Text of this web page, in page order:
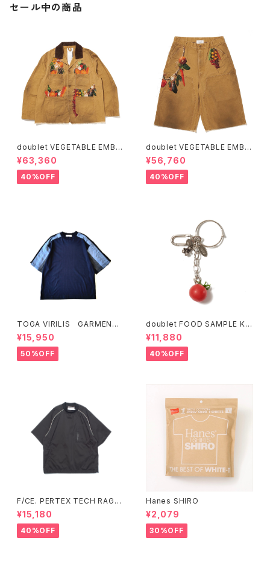
セール中の商品
doublet VEGETABLE EMBR
OIDERY WORK JACKET
¥63,360
40%OFF
doublet VEGETABLE EMBR
OIDERY CUT-OFF PANTS
¥56,760
40%OFF
TOGA VIRILIS GARMENT
DYE T-SHIRT (Green、Nav
y)
¥15,950
50%OFF
doublet FOOD SAMPLE KE
Y CHAIN TOMATO (Silver)
¥11,880
40%OFF
F/CE. PERTEX TECH RAGL
AN TEE (Sax、Black)
¥15,180
40%OFF
Hanes SHIRO
¥2,079
30%OFF